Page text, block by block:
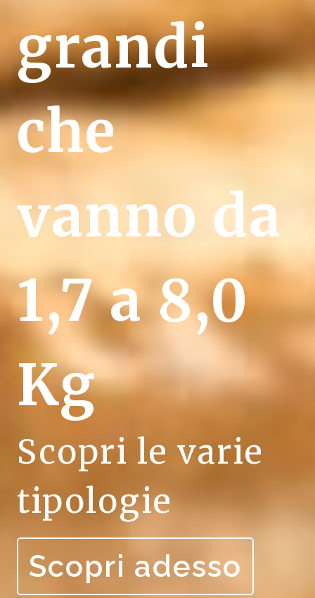
grandi
che
vanno da
1,7 a 8,0
Kg
Scopri le varie
tipologie
Scopri adesso